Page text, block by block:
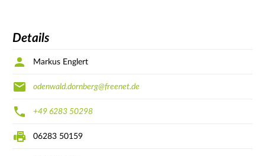
Details
Markus Englert
odenwald.dornberg@freenet.de
+49 6283 50298
06283 50159